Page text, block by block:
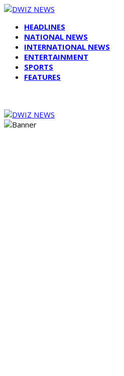
HEADLINES
NATIONAL NEWS
INTERNATIONAL NEWS
ENTERTAINMENT
SPORTS
FEATURES